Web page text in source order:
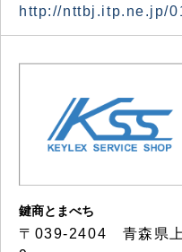
http://nttbj.itp.ne.jp/
鍵商とまべち
〒039-2404 青森県